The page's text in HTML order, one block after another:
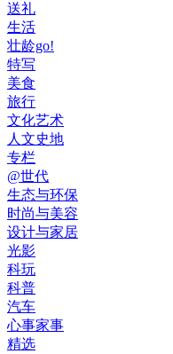
送礼
生活
壮龄go!
特写
美食
旅行
文化艺术
人文史地
专栏
@世代
生态与环保
时尚与美容
设计与家居
光影
科玩
科普
汽车
心事家事
精选